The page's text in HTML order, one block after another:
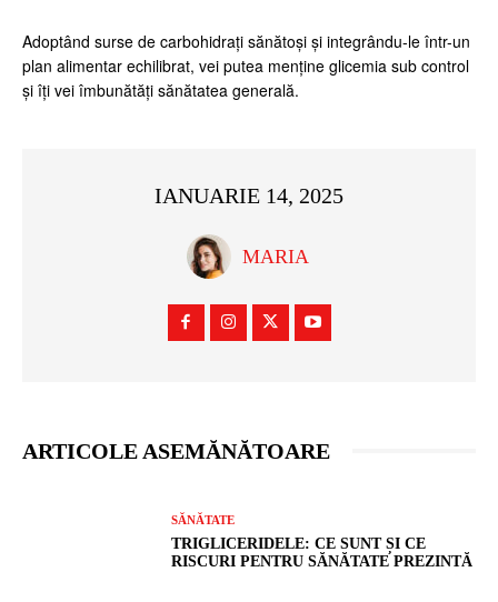
Adoptând surse de carbohidrați sănătoși și integrându-le într-un
plan alimentar echilibrat, vei putea menține glicemia sub control
și îți vei îmbunătăți sănătatea generală.
IANUARIE 14, 2025
MARIA
ARTICOLE ASEMĂNĂTOARE
SĂNĂTATE
TRIGLICERIDELE: CE SUNT ȘI CE
RISCURI PENTRU SĂNĂTATE PREZINTĂ